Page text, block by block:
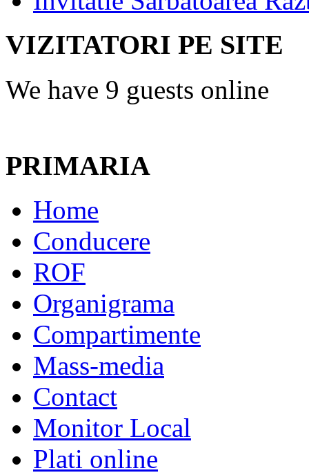
VIZITATORI PE SITE
We have 9 guests online
PRIMARIA
Home
Conducere
ROF
Organigrama
Compartimente
Mass-media
Contact
Monitor Local
Plati online